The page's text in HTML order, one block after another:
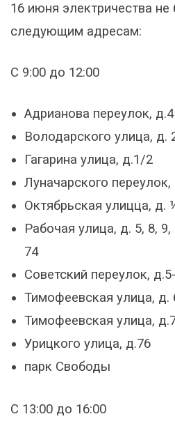
16 июня электричества не
следующим адресам:
С 9:00 до 12:00
Адрианова переулок,
Володарского улица, д.
Гагарина улица, д.1/2
Луначарского переулок,
Октябрьская улицца, д.
Рабочая улица, д. 5, 8,
74
Советский переулок,
Тимофеевская улица, д.
Тимофеевская улица,
Урицкого улица, д.76
парк Свободы
С 13:00 до 16:00